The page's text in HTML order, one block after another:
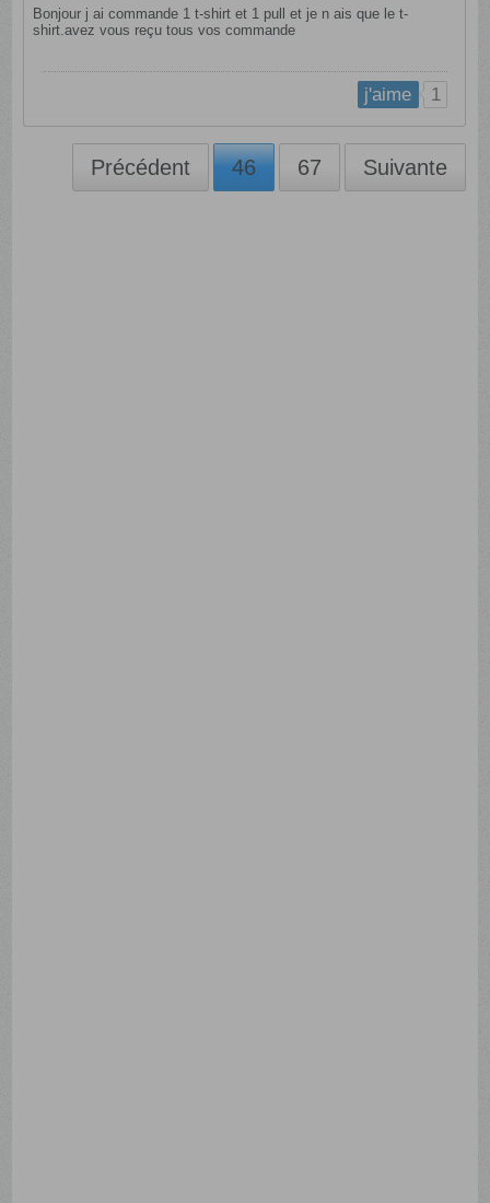
Bonjour j ai commande 1 t-shirt et 1 pull et je n ais que le t-
shirt.avez vous reçu tous vos commande
j'aime 1
Précédent 46 67 Suivante